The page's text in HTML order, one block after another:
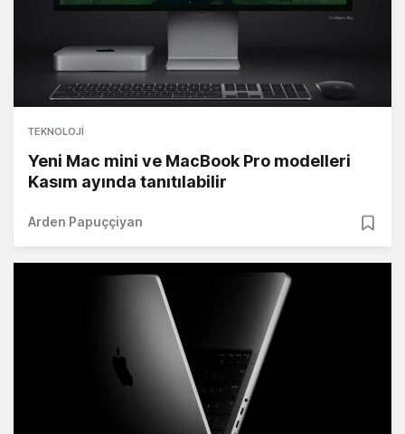
TEKNOLOJI
Yeni Mac mini ve MacBook Pro modelleri
Kasım ayında tanıtılabilir
Arden Papuççiyan